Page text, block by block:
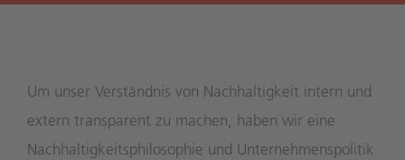
Um unser Verständnis von Nachhaltigkeit intern und
extern transparent zu machen, haben wir eine
Nachhaltigkeitsphilosophie und Unternehmenspolitik